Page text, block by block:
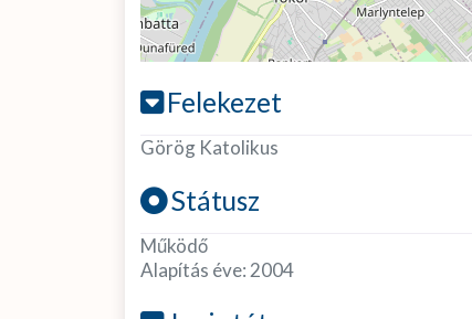
Felekezet
Görög Katolikus
Státusz
Működő
Alapítás éve:2004